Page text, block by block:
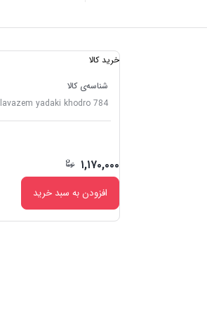
خرید کالا
شناسه‌ی کالا
lavazem yadaki khodro 784
۱,۱۷۰,۰۰۰
افزودن به سبد خرید